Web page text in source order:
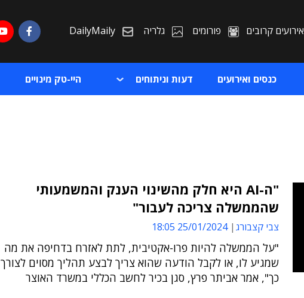
אירועים קרובים פורומים גלריה DailyMaily
כנסים ואירועים דעות וניתוחים היי-טק מינויים
"ה-AI היא חלק מהשינוי הענק והמשמעותי
שהממשלה צריכה לעבור"
צבי קצבורג 25/01/2024 18:05
"על הממשלה להיות פרו-אקטיבית, לתת לאזרח בדחיפה את מה
שמגיע לו, או לקבל הודעה שהוא צריך לבצע תהליך מסוים לצורך
כך", אמר אביתר פרץ, סגן בכיר לחשב הכללי במשרד האוצר